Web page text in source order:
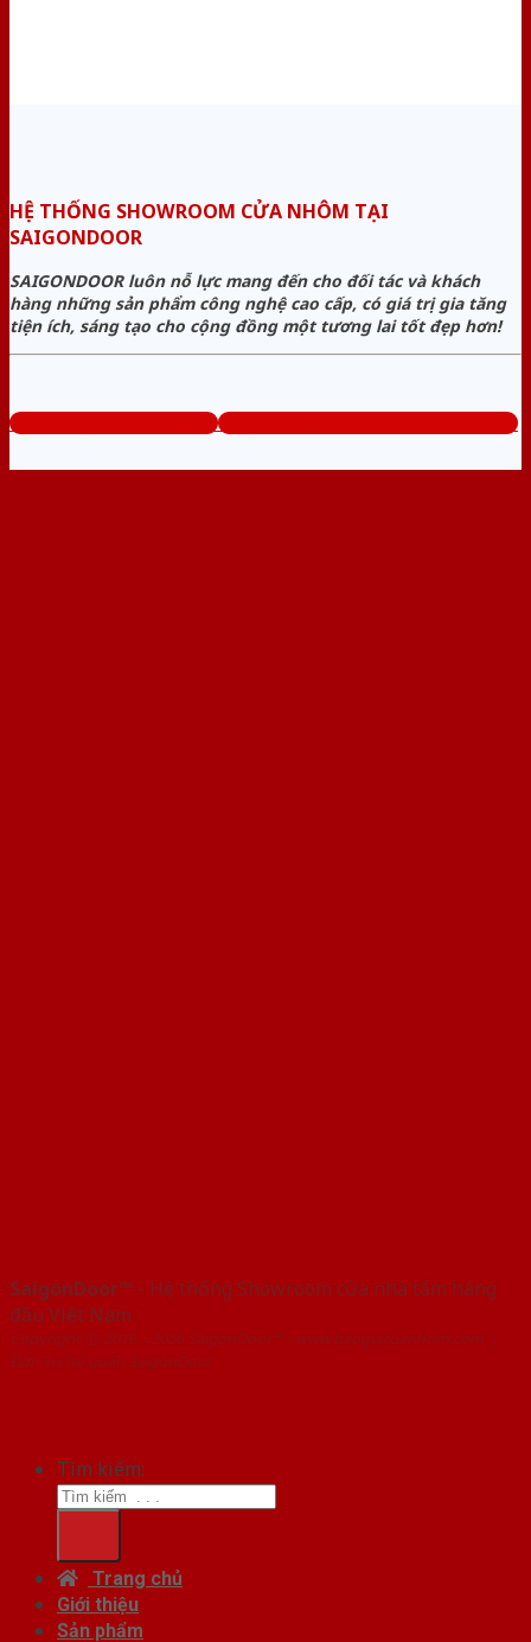
HỆ THỐNG SHOWROOM CỬA NHÔM TẠI
SAIGONDOOR
SAIGONDOOR luôn nỗ lực mang đến cho đối tác và khách
hàng những sản phẩm công nghệ cao cấp, có giá trị gia tăng
tiện ích, sáng tạo cho cộng đồng một tương lai tốt đẹp hơn!
www.baogiacuanhom.com Tổng đài tư vấn miễn phí: 0824.400.400
SaigonDoor™ - Hệ thống Showroom cửa nhà tắm hàng
đầu Việt Nam
Copyright ⓒ 2016 – 2026 SaigonDoor™ - www.baogiacuanhom.com |
Đơn vị chủ quản SaigonDoor
Tìm kiếm:
Trang chủ
Giới thiệu
Sản phẩm